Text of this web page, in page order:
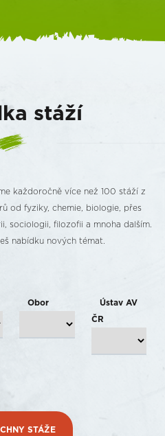
stáží
každoročně více než 100 stáží z
od fyziky, chemie, biologie, přes
sociologii, filozofii a mnoha dalším.
nabídku nových témat.
Obor
Ústav AV
ČR
STÁŽE